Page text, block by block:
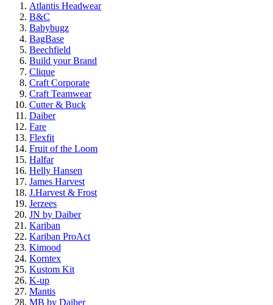
Atlantis Headwear
B&C
Babybugz
BagBase
Beechfield
Build your Brand
Clique
Craft Corporate
Craft Teamwear
Cutter & Buck
Daiber
Fare
Flexfit
Fruit of the Loom
Halfar
Helly Hansen
James Harvest
J.Harvest & Frost
Jerzees
JN by Daiber
Kariban
Kariban ProAct
Kimood
Korntex
Kustom Kit
K-up
Mantis
MB by Daiber